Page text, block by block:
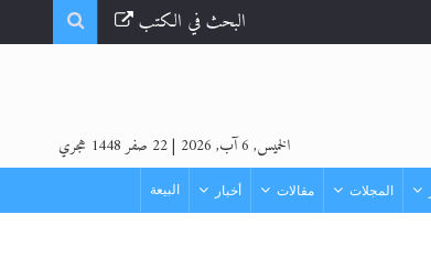
البحث في الكتب
الخميس, 6 آب, 2026 |22 صفر 1448 هجري
المجلات مقالات أخبار البيعة